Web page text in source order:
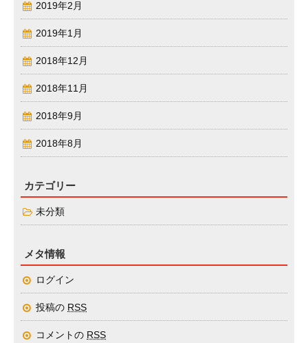
2019年2月
2019年1月
2018年12月
2018年11月
2018年9月
2018年8月
カテゴリー
未分類
メタ情報
ログイン
投稿の RSS
コメントの RSS